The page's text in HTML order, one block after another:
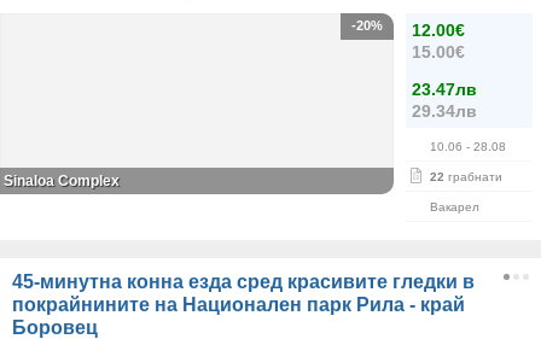
12.00€
15.00€
23.47лв
29.34лв
10.06 - 28.08
22 грабнати
Вакарел
-20%
Sinaloa Complex
45-минутна конна езда сред красивите гледки в
покрайнините на Национален парк Рила - край
Боровец